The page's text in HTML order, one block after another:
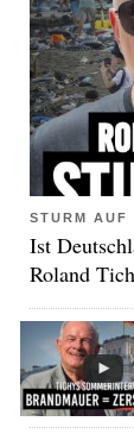
STURM AUF
Ist
Roland